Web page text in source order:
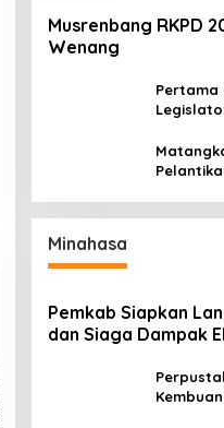
Musrenbang RKPD
Wenang
Pertama
Minahasa
Pemkab Siapkan
dan Siaga Dampak